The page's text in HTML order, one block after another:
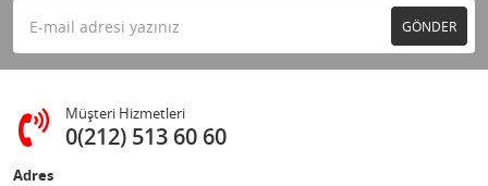
GÖNDER
Müşteri Hizmetleri
0(212) 513 60 60
Adres